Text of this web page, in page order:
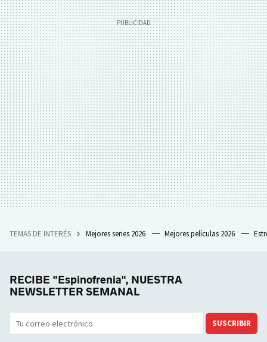
TEMAS DE INTERÉS Mejores series 2026 Mejores películas 2026
RECIBE "Espinofrenia", NUESTRA
NEWSLETTER SEMANAL
SUSCRIBIR